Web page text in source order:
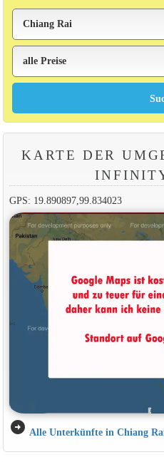
KARTE DER
GPS: 19.890897,99.834023
arrow_circle_right Alle Unterkünfte in Chiang